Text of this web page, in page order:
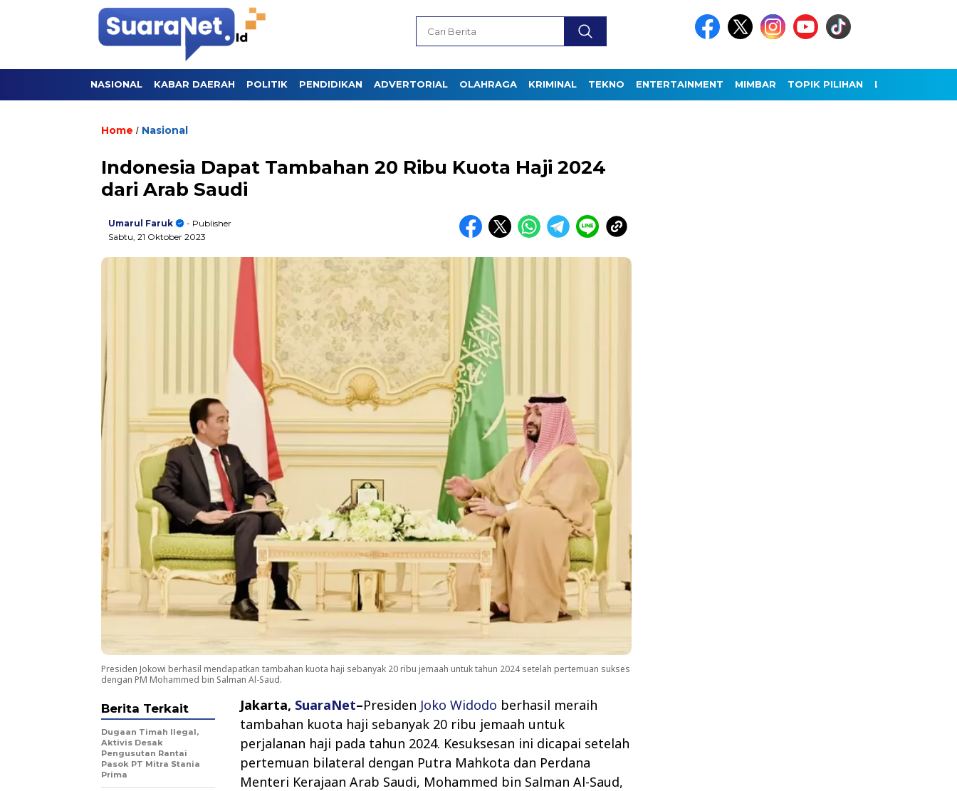
NASIONAL KABAR DAERAH POLITIK PENDIDIKAN ADVERTORIAL OLAHRAGA KRIMINAL TEKNO ENTERTAINMENT MIMBAR TOPIK PILIHAN LAINNYA
Home / Nasional
Indonesia Dapat Tambahan 20 Ribu Kuota Haji 2024
dari Arab Saudi
Umarul Faruk
- Publisher
Sabtu, 21 Oktober 2023
Presiden Jokowi berhasil mendapatkan tambahan kuota haji sebanyak 20 ribu jemaah untuk tahun 2024 setelah pertemuan sukses
dengan PM Mohammed bin Salman Al-Saud.
Jakarta, SuaraNet–Presiden Joko Widodo berhasil meraih
tambahan kuota haji sebanyak 20 ribu jemaah untuk
perjalanan haji pada tahun 2024. Kesuksesan ini dicapai setelah
pertemuan bilateral dengan Putra Mahkota dan Perdana
Menteri Kerajaan Arab Saudi, Mohammed bin Salman Al-Saud,
Berita Terkait
Dugaan Timah Ilegal,
Aktivis Desak
Pengusutan Rantai
Pasok PT Mitra Stania
Prima